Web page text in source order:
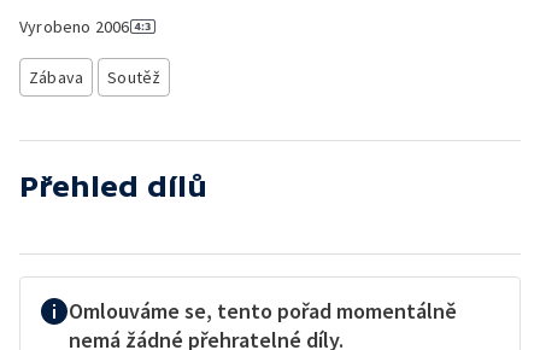
Vyrobeno 2006
Zábava Soutěž
Přehled dílů
Omlouváme se, tento pořad momentálně
nemá žádné přehratelné díly.